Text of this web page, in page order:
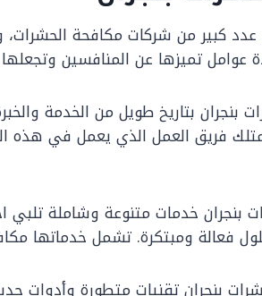
كبير من شركات مكافحة
عوامل تميزها عن المنافسين
بنجران بتاريخ طويل من الخدمة
فريق العمل الذي يعمل في هذه
بنجران خدمات متنوعة وشاملة تلبي
فعالة ومبتكرة. تشمل خدماتها
بنجران تقنيات متطورة وأدوات